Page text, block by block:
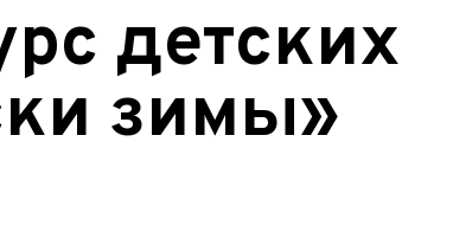
детских
зимы»